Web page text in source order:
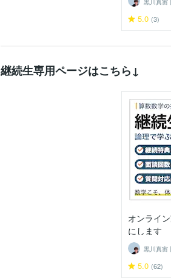
5.0 (3)
継続生専用ページはこちら↓
オンライ
にします
5.0 (62)